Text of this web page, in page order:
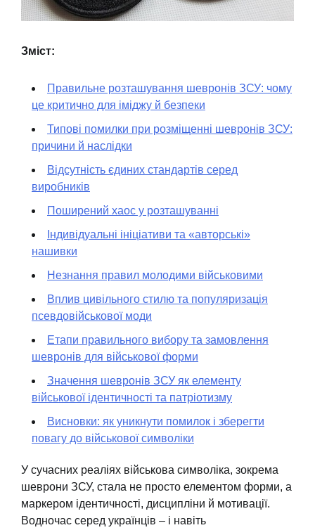
Зміст:
Правильне розташування шевронів ЗСУ: чому
це критично для іміджу й безпеки
Типові помилки при розміщенні шевронів ЗСУ:
причини й наслідки
Відсутність єдиних стандартів серед
виробників
Поширений хаос у розташуванні
Індивідуальні ініціативи та «авторські»
нашивки
Незнання правил молодими військовими
Вплив цивільного стилю та популяризація
псевдовійськової моди
Етапи правильного вибору та замовлення
шевронів для військової форми
Значення шевронів ЗСУ як елементу
військової ідентичності та патріотизму
Висновки: як уникнути помилок і зберегти
повагу до військової символіки
У сучасних реаліях військова символіка, зокрема
шеврони ЗСУ, стала не просто елементом форми, а
маркером ідентичності, дисципліни й мотивації.
Водночас серед українців – і навіть